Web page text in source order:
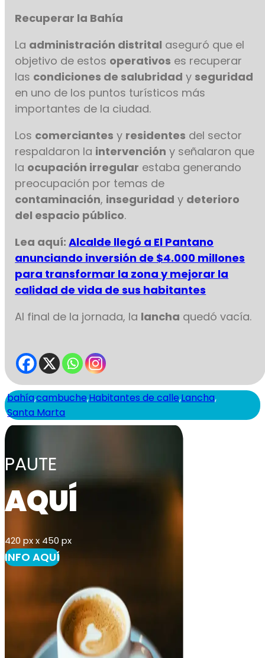
Recuperar la Bahía
La administración distrital aseguró que el
objetivo de estos operativos es recuperar
las condiciones de salubridad y seguridad
en uno de los puntos turísticos más
importantes de la ciudad.
Los comerciantes y residentes del sector
respaldaron la intervención y señalaron que
la ocupación irregular estaba generando
preocupación por temas de
contaminación, inseguridad y deterioro
del espacio público.
Lea aquí:Alcalde llegó a El Pantano
anunciando inversión de $4.000 millones
para transformar la zona y mejorar la
calidad de vida de sus habitantes
Al final de la jornada, la lancha quedó vacía.
bahía,cambuche,Habitantes de calle,Lancha,
Santa Marta
PAUTE
AQUÍ
420 px x 450 px
INFO AQUÍ